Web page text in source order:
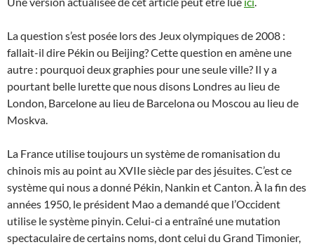
La question s’est posée lors des Jeux olympiques de 2008 :
fallait-il dire Pékin ou Beijing? Cette question en amène une
autre : pourquoi deux graphies pour une seule ville? Il y a
pourtant belle lurette que nous disons Londres au lieu de
London, Barcelone au lieu de Barcelona ou Moscou au lieu de
Moskva.
La France utilise toujours un système de romanisation du
chinois mis au point au XVIIe siècle par des jésuites. C’est ce
système qui nous a donné Pékin, Nankin et Canton. À la fin des
années 1950, le président Mao a demandé que l’Occident
utilise le système pinyin. Celui-ci a entraîné une mutation
spectaculaire de certains noms, dont celui du Grand Timonier,